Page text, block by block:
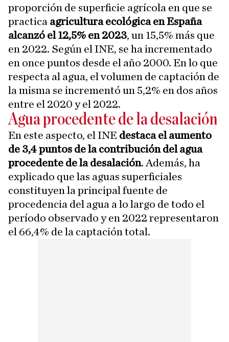
proporción de superficie agrícola en que se
practica agricultura ecológica en España
alcanzó el 12,5% en 2023, un 15,5% más que
en 2022. Según el INE, se ha incrementado
en once puntos desde el año 2000. En lo que
respecta al agua, el volumen de captación de
la misma se incrementó un 5,2% en dos años
entre el 2020 y el 2022.
Agua procedente de la desalación
En este aspecto, el INE destaca el aumento
de 3,4 puntos de la contribución del agua
procedente de la desalación. Además, ha
explicado que las aguas superficiales
constituyen la principal fuente de
procedencia del agua a lo largo de todo el
período observado y en 2022 representaron
el 66,4% de la captación total.